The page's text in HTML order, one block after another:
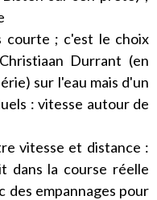
; c'est le choix
Durrant (en
sur l'eau mais d'un
: vitesse autour de
vitesse et distance :
dans la course réelle
des empannages pour